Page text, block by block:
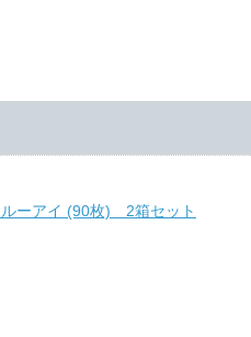
ーアイ (90枚) 2箱セット